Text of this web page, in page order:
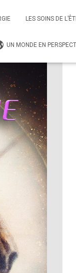
LES SOINS DE
UN MONDE EN